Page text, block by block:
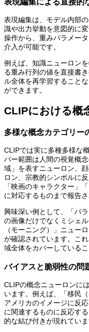
表現編集は、モデル内部
識や出力挙動を意図的に
操作から、重みパラメー
介入が可能です。
例えば、知識ニューロン
る重み行列の値を直接書
ル全体を再学習すること
ができます。
CLIPにおける概
多様な概念カテゴリー
CLIPでは実に多種多様な
バー範囲は人間の視覚概
域」を表すニューロン、
ロン、宗教的シンボルに
「映画のキャラクター」
に対応するものまで報告さ
興味深い例として、「バ
の画像だけでなくミシェ
（モーニング）」ニュー
が確認されています。こ
域全体をカバーしている
バイアスと脆弱性の問
CLIPの概念ニューロンに
います。例えば、「移民
アメリカのイメージに反
に関連するものに反応す
的な結び付きが現れていま